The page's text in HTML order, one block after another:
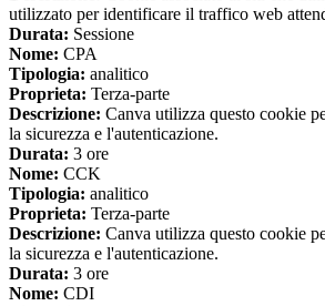
utilizzato per identificare il traffico web
Durata: Sessione
Nome: CPA
Tipologia: analitico
Proprieta: Terza-parte
Descrizione: Canva utilizza questo cookie
la sicurezza e l'autenticazione.
Durata: 3 ore
Nome: CCK
Tipologia: analitico
Proprieta: Terza-parte
Descrizione: Canva utilizza questo cookie
la sicurezza e l'autenticazione.
Durata: 3 ore
Nome: CDI